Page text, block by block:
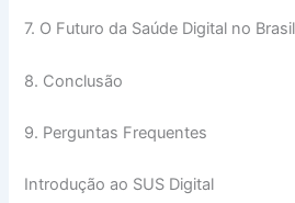
7. O Futuro da Saúde Digital no Brasil
8. Conclusão
9. Perguntas Frequentes
Introdução ao SUS Digital